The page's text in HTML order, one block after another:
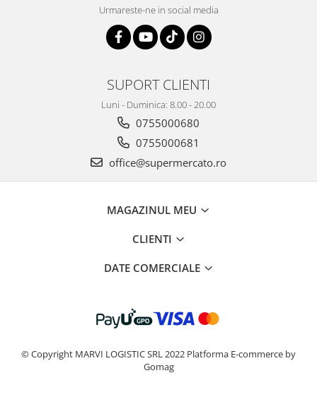
Urmareste-ne in social media
SUPORT CLIENTI
Luni - Duminica: 8.00 - 20.00
0755000680
0755000681
office@supermercato.ro
MAGAZINUL MEU
CLIENTI
DATE COMERCIALE
© Copyright MARVI LOGISTIC SRL 2022 Platforma E-commerce by
Gomag